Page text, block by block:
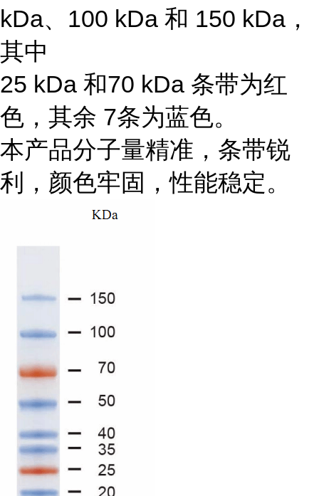
kDa、100 kDa 和 150 kDa，
其中
25 kDa 和70 kDa 条带为红
色，其余 7条为蓝色。
本产品分子量精准，条带锐
利，颜色牢固，性能稳定。